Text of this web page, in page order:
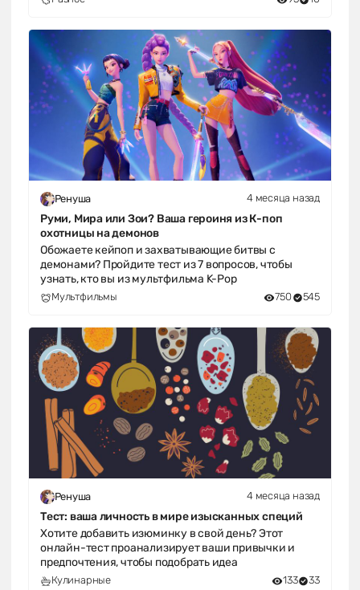
Ренуша 4 месяца назад
Руми, Мира или Зои? Ваша героиня из К-поп
охотницы на демонов
Обожаете кейпоп и захватывающие битвы с
демонами? Пройдите тест из 7 вопросов, чтобы
узнать, кто вы из мультфильма K-Pop
Мультфильмы 750 545
Ренуша 4 месяца назад
Тест: ваша личность в мире изысканных специй
Хотите добавить изюминку в свой день? Этот
онлайн-тест проанализирует ваши привычки и
предпочтения, чтобы подобрать идеа
Кулинарные 133 33